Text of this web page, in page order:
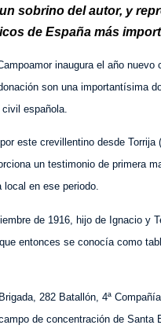
sobrino del autor, y
de España más
inaugura el año
son una importantísima
española.
este crevillentino desde Torrija
un testimonio de primera
en ese periodo.
de 1916, hijo de Ignacio y
entonces se conocía como
282 Batallón, 4ª
de concentración de Santa